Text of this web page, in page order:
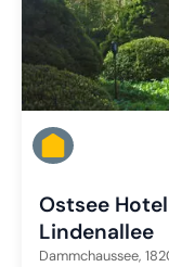
Ostsee
Lindenallee
Dammchaussee,